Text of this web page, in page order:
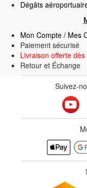
Dégâts
Mon Compte / Mes
Paiement sécurisé
Livraison offerte
Retour et Échange
Suivez-